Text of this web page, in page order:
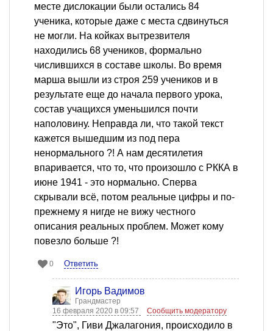
месте дислокации были остались 84
ученика, которые даже с места сдвинуться
не могли. На койках вытрезвителя
находились 68 учеников, формально
числившихся в составе школы. Во время
марша вышли из строя 259 учеников и в
результате еще до начала первого урока,
состав учащихся уменьшился почти
наполовину. Неправда ли, что такой текст
кажется вышедшим из под пера
ненормального ?! А нам десятилетия
впаривается, что то, что произошло с РККА в
июне 1941 - это нормально. Сперва
скрывали всё, потом реальные цифры и по-
прежнему я нигде не вижу честного
описания реальных проблем. Может кому
повезло больше ?!
0 Ответить
Игорь Вадимов
Грандмастер
16 февраля 2020 в 09:57
Сообщить модератору
"Это", Гиви Джалагония, происходило в